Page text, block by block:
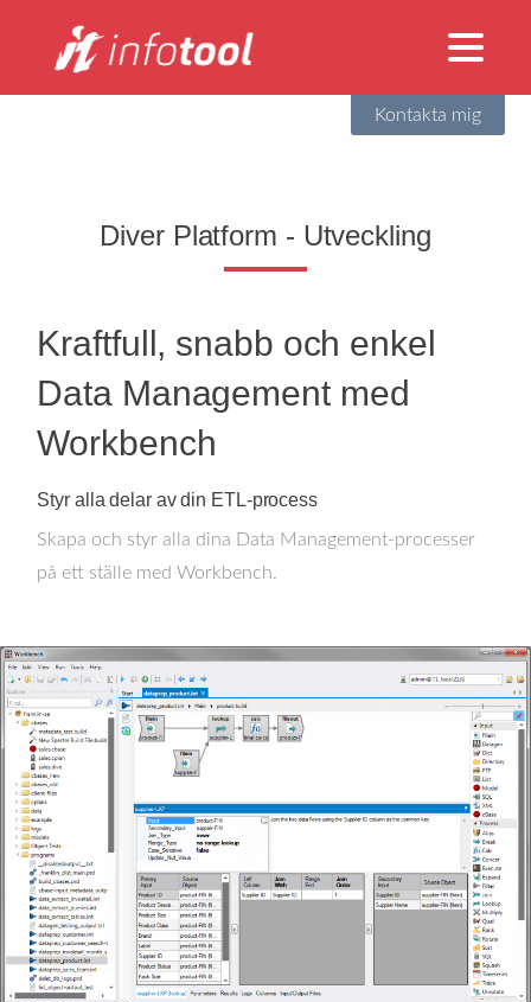
Kontakta mig
Diver Platform - Utveckling
Kraftfull, snabb och enkel
Data Management med
Workbench
Styr alla delar av din ETL-process
Skapa och styr alla dina Data Management-processer
på ett ställe med Workbench.